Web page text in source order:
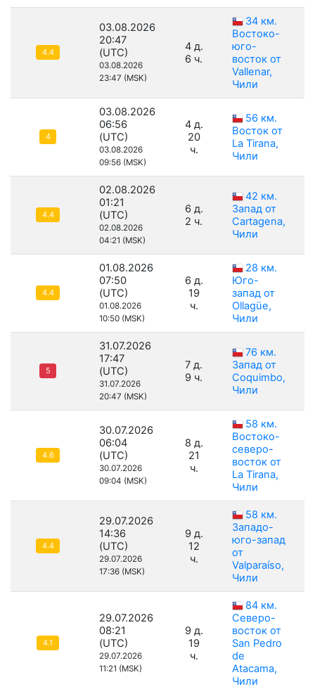
4.4
03.08.2026
20:47
(UTC)
03.08.2026
23:47 (MSK)
4 д.
6 ч.
34 км.
Востоко-
юго-
восток от
Vallenar,
Чили
4
03.08.2026
06:56
(UTC)
03.08.2026
09:56 (MSK)
4 д.
20
ч.
56 км.
Восток от
La Tirana,
Чили
4.4
02.08.2026
01:21
(UTC)
02.08.2026
04:21 (MSK)
6 д.
2 ч.
42 км.
Запад от
Cartagena,
Чили
4.4
01.08.2026
07:50
(UTC)
01.08.2026
10:50 (MSK)
6 д.
19
ч.
28 км.
Юго-
запад от
Ollagüe,
Чили
5
31.07.2026
17:47
(UTC)
31.07.2026
20:47 (MSK)
7 д.
9 ч.
76 км.
Запад от
Coquimbo,
Чили
4.6
30.07.2026
06:04
(UTC)
30.07.2026
09:04 (MSK)
8 д.
21
ч.
58 км.
Востоко-
северо-
восток от
La Tirana,
Чили
4.4
29.07.2026
14:36
(UTC)
29.07.2026
17:36 (MSK)
9 д.
12
ч.
58 км.
Западо-
юго-запад
от
Valparaíso,
Чили
4.1
29.07.2026
08:21
(UTC)
29.07.2026
11:21 (MSK)
9 д.
19
ч.
84 км.
Северо-
восток от
San Pedro
de
Atacama,
Чили